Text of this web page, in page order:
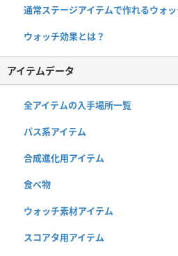
通常ステージアイテムで作れるウォ
ウォッチ効果とは？
アイテムデータ
全アイテムの入手場所一覧
パス系アイテム
合成進化用アイテム
食べ物
ウォッチ素材アイテム
スコアタ用アイテム